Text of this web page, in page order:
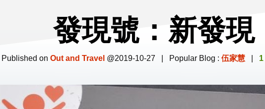
發現號：新發現
Published on Out and Travel @2019-10-27 | Popular Blog : 伍家慧|